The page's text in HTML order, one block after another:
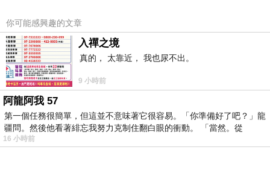
你可能感興趣的文章
入禪之境
真的， 太靠近， 我也尿不出。
9 小時前
阿龍阿我 57
第一個任務很簡單，但這並不意味著它很容易。「你準備好了吧？」龍
疆問。然後他看著緋忘我努力克制住翻白眼的衝動。 「當然。從
16 小時前